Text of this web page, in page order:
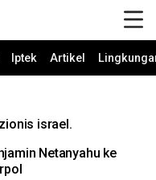
Iptek Artikel
israel.
Netanyahu ke